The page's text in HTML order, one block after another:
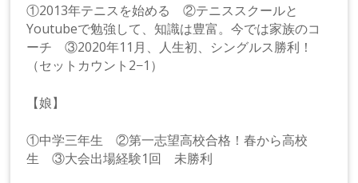
①2013年テニスを始める ②テニススクールと
Youtubeで勉強して、知識は豊富。今では家族のコ
ーチ ③2020年11月、人生初、シングルス勝利！
（セットカウント2−1）
【娘】
①中学三年生 ②第一志望高校合格！春から高校
生 ③大会出場経験1回 未勝利